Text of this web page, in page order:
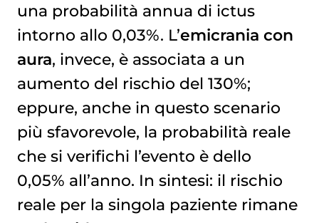
una probabilità annua di ictus
intorno allo 0,03%. L’emicrania con
aura, invece, è associata a un
aumento del rischio del 130%;
eppure, anche in questo scenario
più sfavorevole, la probabilità reale
che si verifichi l’evento è dello
0,05% all’anno. In sintesi: il rischio
reale per la singola paziente rimane